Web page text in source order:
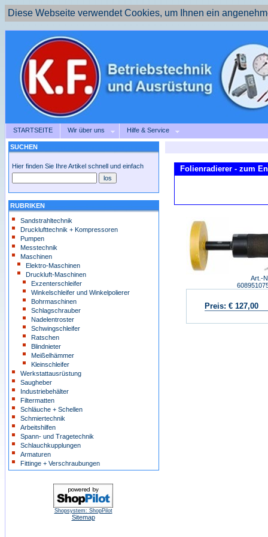
Diese Webseite verwendet Cookies, um Ihnen ein
STARTSEITE Wir über uns Hilfe & Service
SUCHEN
Hier finden Sie Ihre Artikel schnell und einfach
RUBRIKEN
Sandstrahltechnik
Drucklufttechnik + Kompressoren
Pumpen
Messtechnik
Maschinen
Elektro-Maschinen
Druckluft-Maschinen
Exzenterschleifer
Winkelschleifer und Winkelpolierer
Bohrmaschinen
Schlagschrauber
Nadelentroster
Schwingschleifer
Ratschen
Blindnieter
Meißelhämmer
Kleinschleifer
Werkstattausrüstung
Saugheber
Industriebehälter
Filtermatten
Schläuche + Schellen
Schmiertechnik
Arbeitshilfen
Spann- und Tragetechnik
Schlauchkupplungen
Armaturen
Fittinge + Verschraubungen
Shopsystem: ShopPilot
Sitemap
Folienradierer - zum
Art.-
Preis: € 127,00